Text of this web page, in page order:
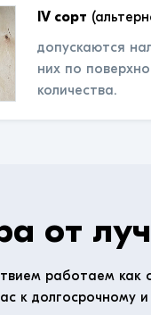
IV сорт
допускаются
них по
количества.
от
работаем как
к долгосрочному